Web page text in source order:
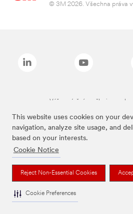
This website uses cookies on your
navigation, analyze site usage, and
based on your interests.
Cookie Notice
Reject Non-Essential Cookies
Cookie Preferences
© 3M 2026. Všechna práva
Výše zmíněné značky jsou